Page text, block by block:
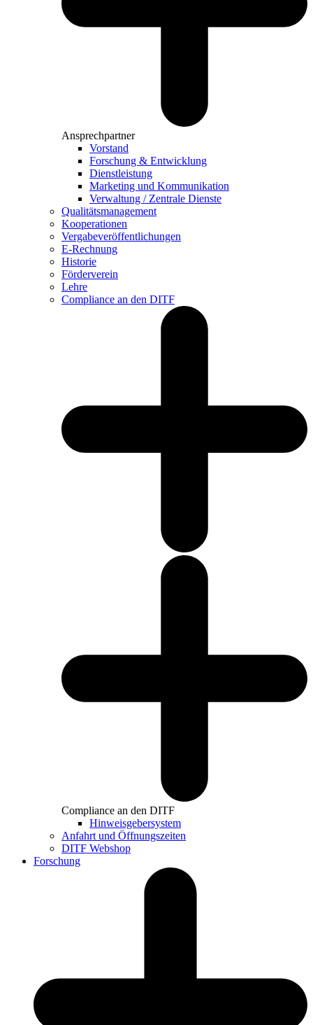
Ansprechpartner
Vorstand
Forschung & Entwicklung
Dienstleistung
Marketing und Kommunikation
Verwaltung / Zentrale Dienste
Qualitätsmanagement
Kooperationen
Vergabeveröffentlichungen
E-Rechnung
Historie
Förderverein
Lehre
Compliance an den DITF
Compliance an den DITF
Hinweisgebersystem
Anfahrt und Öffnungszeiten
DITF Webshop
Forschung